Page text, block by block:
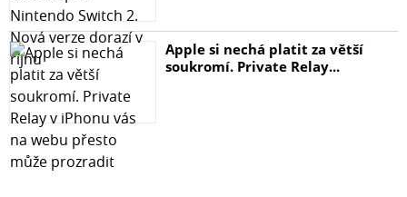
Apple si nechá platit za větší
soukromí. Private Relay...